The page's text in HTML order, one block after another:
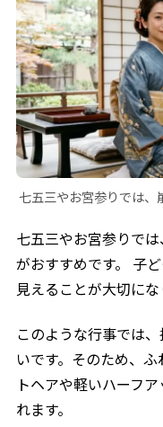
七五三やお宮参りでは
七五三やお宮参りで
がおすすめです。 子
見えることが大切にな
このような行事では
いです。そのため、
トヘアや軽いハーフ
れます。